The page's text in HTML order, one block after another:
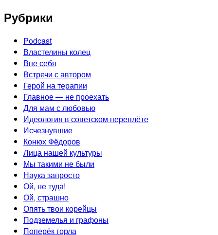
Рубрики
Podcast
Властелины колец
Вне себя
Встречи с автором
Герой на терапии
Главное — не проехать
Для мам с любовью
Идеология в советском переплёте
Исчезнувшие
Конюх Фёдоров
Лица нашей культуры
Мы такими не были
Наука запросто
Ой, не туда!
Ой, страшно
Опять твои корейцы
Подземелья и графоны
Поперёк горла